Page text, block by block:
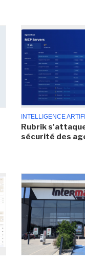
INTELLIGENCE
Rubrik
sécurité des